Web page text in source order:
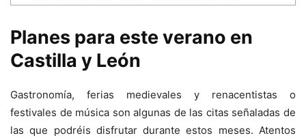
Planes para este verano en
Castilla y León
Gastronomía, ferias medievales y renacentistas o
festivales de música son algunas de las citas señaladas de
las que podréis disfrutar durante estos meses. Atentos